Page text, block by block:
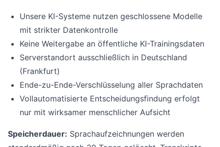
Unsere KI-Systeme nutzen geschlossene Modelle
mit strikter Datenkontrolle
Keine Weitergabe an öffentliche KI-Trainingsdaten
Serverstandort ausschließlich in Deutschland
(Frankfurt)
Ende-zu-Ende-Verschlüsselung aller Sprachdaten
Vollautomatisierte Entscheidungsfindung erfolgt
nur mit wirksamer menschlicher Aufsicht
Speicherdauer: Sprachaufzeichnungen werden